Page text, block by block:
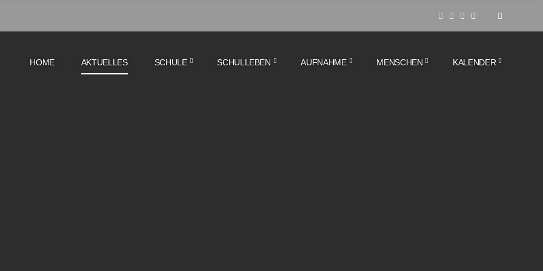
HOME
AKTUELLES SCHULE SCHULLEBEN AUFNAHME MENSCHEN KALENDER